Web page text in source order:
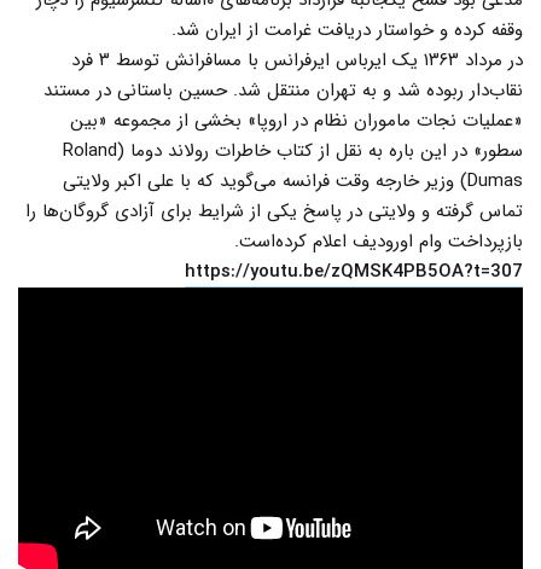
وقفه کرده و خواستار دریافت غرامت از ایران شد.
در مرداد ۱۳۶۳ یک ایرباس ایرفرانس با مسافرانش توسط ۳ فرد
نقاب‌دار ربوده شد و به تهران منتقل شد. حسین باستانی در مستند
«عملیات نجات ماموران نظام در اروپا» بخشی از مجموعه «بین
سطور» در این باره به نقل از کتاب خاطرات رولاند دوما (Roland
Dumas) وزیر خارجه وقت فرانسه می‌گوید که با علی اکبر ولایتی
تماس گرفته و ولایتی در پاسخ یکی از شرایط برای آزادی گروگان‌ها را
بازپرداخت وام اورودیف اعلام کرده‌است.
https://youtu.be/zQMSK4PB5OA?t=307